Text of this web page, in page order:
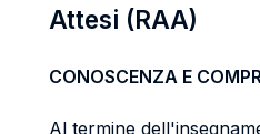
Attesi (RAA)
CONOSCENZA E
Al termine